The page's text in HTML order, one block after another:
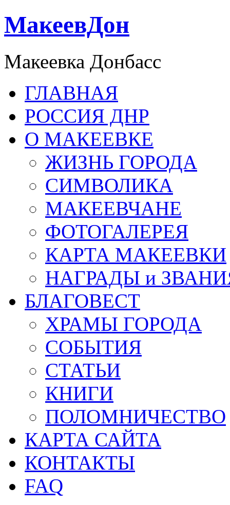
МакеевДон
Макеевка Донбасс
ГЛАВНАЯ
РОССИЯ ДНР
О МАКЕЕВКЕ
ЖИЗНЬ ГОРОДА
СИМВОЛИКА
МАКЕЕВЧАНЕ
ФОТОГАЛЕРЕЯ
КАРТА МАКЕЕВКИ
НАГРАДЫ и
БЛАГОВЕСТ
ХРАМЫ ГОРОДА
СОБЫТИЯ
СТАТЬИ
КНИГИ
ПОЛОМНИЧЕСТВО
КАРТА САЙТА
КОНТАКТЫ
FAQ